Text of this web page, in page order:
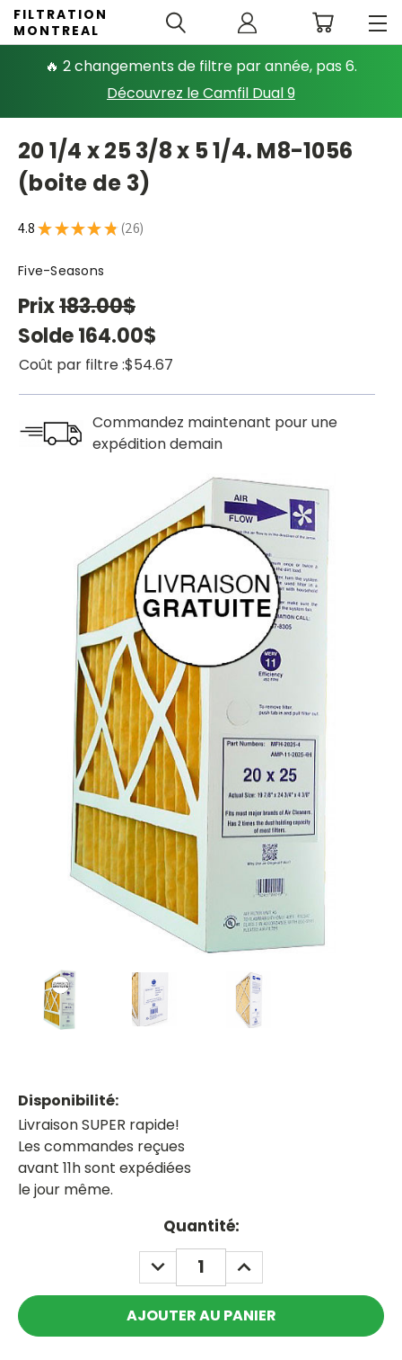
🔥 2 changements de filtre par année, pas 6.
Découvrez le Camfil Dual 9
FILTRATION
MONTREAL
20 1/4 x 25 3/8 x 5 1/4. M8-1056
(boite de 3)
4.8★ ★ ★ ★ ★ 26
26
Five-Seasons
Prix183.00$
Solde164.00$
Coût par filtre :$54.67
Commandez maintenant pour une
expédition demain
Disponibilité:
Livraison SUPER rapide!
Les commandes reçues
avant 11h sont expédiées
le jour même.
Quantité:
DECREASE
QUANTITY:
INCREASE
QUANTITY: